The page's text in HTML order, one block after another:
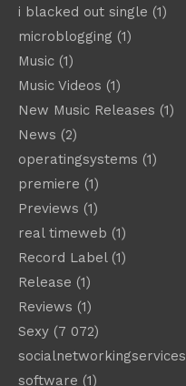
i blacked out single (1)
microblogging (1)
Music(1)
Music Videos (1)
New Music Releases (1)
News (2)
operatingsystems (1)
premiere (1)
Previews (1)
real timeweb (1)
Record Label(1)
Release (1)
Reviews (1)
Sexy(7 072)
socialnetworkingservices
software (1)